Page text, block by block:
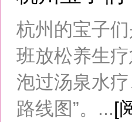
皇，有人喜欢私
吧ktv和派对空间
州公寓式养生会
作者：杭州养生
杭州下班聚会